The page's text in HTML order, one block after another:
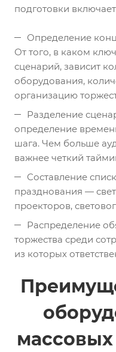
подготовки
Определение
От того, в каком
сценарий, зависит
оборудования,
организацию
Разделение
определение
шага. Чем больше
важнее четкий
Составление
празднования —
проекторов,
Распределение
торжества среди
из которых